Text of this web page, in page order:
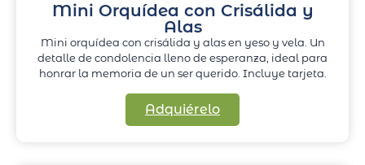
Mini Orquídea con Crisálida y
Alas
Mini orquídea con crisálida y alas en yeso y vela. Un
detalle de condolencia lleno de esperanza, ideal para
honrar la memoria de un ser querido. Incluye tarjeta.
Adquiérelo